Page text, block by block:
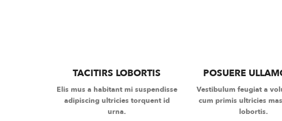
TACITIRS LOBORTIS
Elis mus a habitant mi suspendisse
adipiscing ultricies torquent id
urna.
POSUERE
Vestibulum feugiat a
cum primis ultricies
lobortis.